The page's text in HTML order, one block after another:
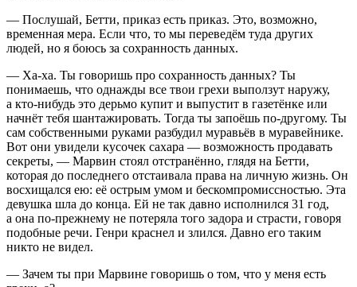
— Послушай, Бетти, приказ есть приказ. Это, возможно,
временная мера. Если что, то мы переведём туда других
людей, но я боюсь за сохранность данных.
— Ха-ха. Ты говоришь про сохранность данных? Ты
понимаешь, что однажды все твои грехи выползут наружу,
а кто-нибудь это дерьмо купит и выпустит в газетёнке или
начнёт тебя шантажировать. Тогда ты запоёшь по-другому. Ты
сам собственными руками разбудил муравьёв в муравейнике.
Вот они увидели кусочек сахара — возможность продавать
секреты, — Марвин стоял отстранённо, глядя на Бетти,
которая до последнего отстаивала права на личную жизнь. Он
восхищался ею: её острым умом и бескомпромиссностью. Эта
девушка шла до конца. Ей не так давно исполнился 31 год,
а она по-прежнему не потеряла того задора и страсти, говоря
подобные речи. Генри краснел и злился. Давно его таким
никто не видел.
— Зачем ты при Марвине говоришь о том, что у меня есть